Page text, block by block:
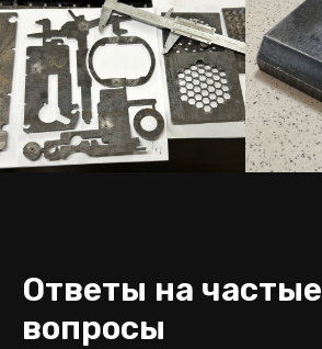
Ответы на частые
вопросы